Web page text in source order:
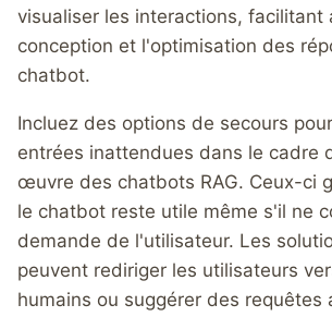
visualiser les interactions, facilitant
conception et l'optimisation des
chatbot.
Incluez des options de secours
entrées inattendues dans le cadre
œuvre des chatbots RAG. Ceux-ci
le chatbot reste utile même s'il ne
demande de l'utilisateur. Les
peuvent rediriger les utilisateurs
humains ou suggérer des requêtes